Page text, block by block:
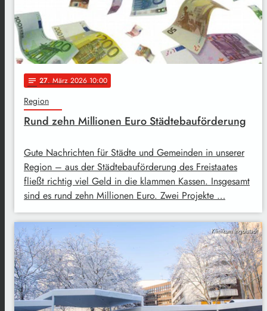
notes 27. März 2026 10:00
Region
Rund zehn Millionen Euro Städtebauförderung
Gute Nachrichten für Städte und Gemeinden in unserer
Region – aus der Städtebauförderung des Freistaates
fließt richtig viel Geld in die klammen Kassen. Insgesamt
sind es rund zehn Millionen Euro. Zwei Projekte …
Klinikum Ingolstadt